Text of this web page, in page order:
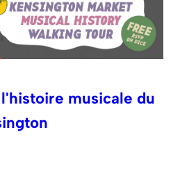
musicale du